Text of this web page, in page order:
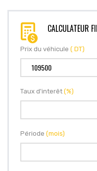
CALCULATEUR
Prix du véhicule ( DT)
Taux d'interêt (%)
Période (mois)